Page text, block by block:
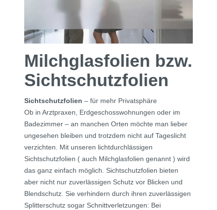
Milchglasfolien bzw.
Sichtschutzfolien
Sichtschutzfolien – für mehr Privatsphäre
Ob in Arztpraxen, Erdgeschosswohnungen oder im
Badezimmer – an manchen Orten möchte man lieber
ungesehen bleiben und trotzdem nicht auf Tageslicht
verzichten. Mit unseren lichtdurchlässigen
Sichtschutzfolien ( auch Milchglasfolien genannt ) wird
das ganz einfach möglich. Sichtschutzfolien bieten
aber nicht nur zuverlässigen Schutz vor Blicken und
Blendschutz. Sie verhindern durch ihren zuverlässigen
Splitterschutz sogar Schnittverletzungen: Bei